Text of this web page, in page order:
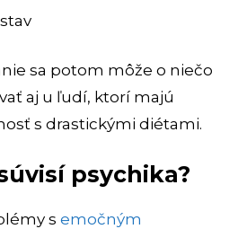
sa potom môže o niečo
aj u ľudí, ktorí majú
s drastickými diétami.
psychika?
s emočným